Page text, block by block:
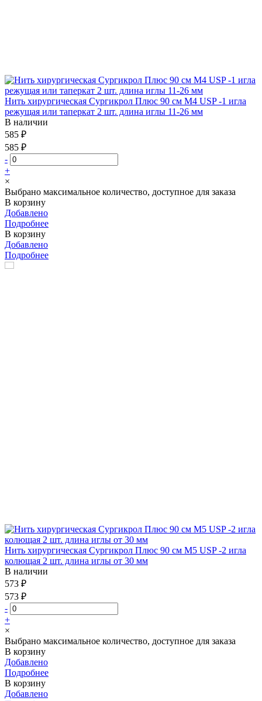
Нить хирургическая Сургикрол Плюс 90 см М4 USP -1 игла
режущая или таперкат 2 шт. длина иглы 11-26 мм
В наличии
585 ₽
585 ₽
-
+
×
Выбрано максимальное количество, доступное для заказа
В корзину
Добавлено
Подробнее
В корзину
Добавлено
Подробнее
Нить хирургическая Сургикрол Плюс 90 см М5 USP -2 игла
колющая 2 шт. длина иглы от 30 мм
В наличии
573 ₽
573 ₽
-
+
×
Выбрано максимальное количество, доступное для заказа
В корзину
Добавлено
Подробнее
В корзину
Добавлено